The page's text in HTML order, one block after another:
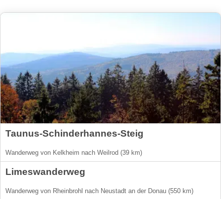
Taunus-Schinderhannes-Steig
Wanderweg von Kelkheim nach Weilrod (39 km)
Limeswanderweg
Wanderweg von Rheinbrohl nach Neustadt an der Donau (550 km)